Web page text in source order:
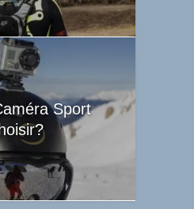
Sport